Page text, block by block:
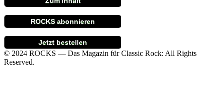
ROCKS abonnieren
Jetzt bestellen
© 2024 ROCKS — Das Magazin für Classic Rock: All Rights
Reserved.